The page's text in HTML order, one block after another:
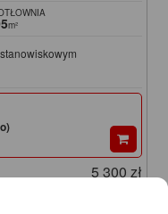
m²
5 300 zł